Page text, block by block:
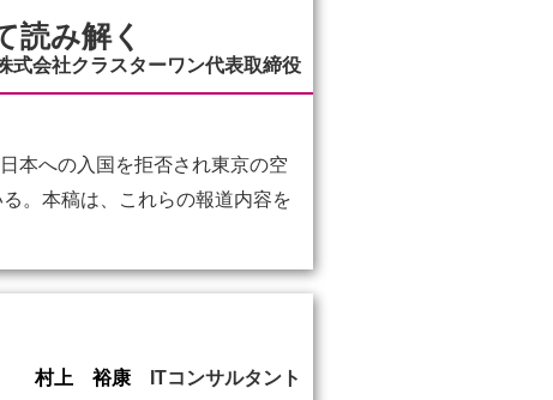
読み解く
会社クラスターワン代表取締役
本への入国を拒否され東京の空
。本稿は、これらの報道内容を
村上 裕康 ITコンサルタント